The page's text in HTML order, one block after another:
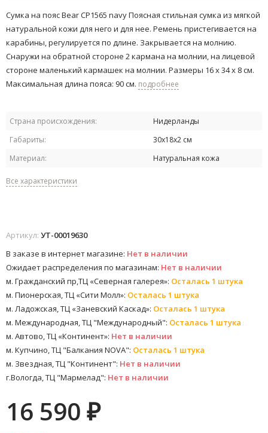
Сумка на пояс Bear CP1565 navy Поясная стильная сумка из мягкой
натуральной кожи для него и для нее. Ремень пристегивается на
карабины, регулируется по длине. Закрывается на молнию.
Снаружи на обратной стороне 2 кармана на молнии, на лицевой
стороне маленький кармашек на молнии. Размеры 16 x 34 x 8 см.
Максимальная длина пояса: 90 см. подробнее
Страна происхождения:
Нидерланды
Габариты:
30х18х2 см
Материал:
Натуральная кожа
Все характеристики
Артикул: УТ-00019630
В заказе в интернет магазине: Нет в наличии
Ожидает распределения по магазинам: Нет в наличии
м. Гражданский пр,ТЦ «Северная галерея»: Осталась 1 штука
м. Пионерская, ТЦ «Сити Молл»: Осталась 1 штука
м. Ладожская, ТЦ «Заневский Каскад»: Осталась 1 штука
м. Международная, ТЦ "Международный": Осталась 1 штука
м. Автово, ТЦ «Континент»: Нет в наличии
м. Купчино, ТЦ "Балкания NOVA": Осталась 1 штука
м. Звездная, ТЦ "Континент": Нет в наличии
г.Вологда, ТЦ "Мармелад": Нет в наличии
16 590 ₽